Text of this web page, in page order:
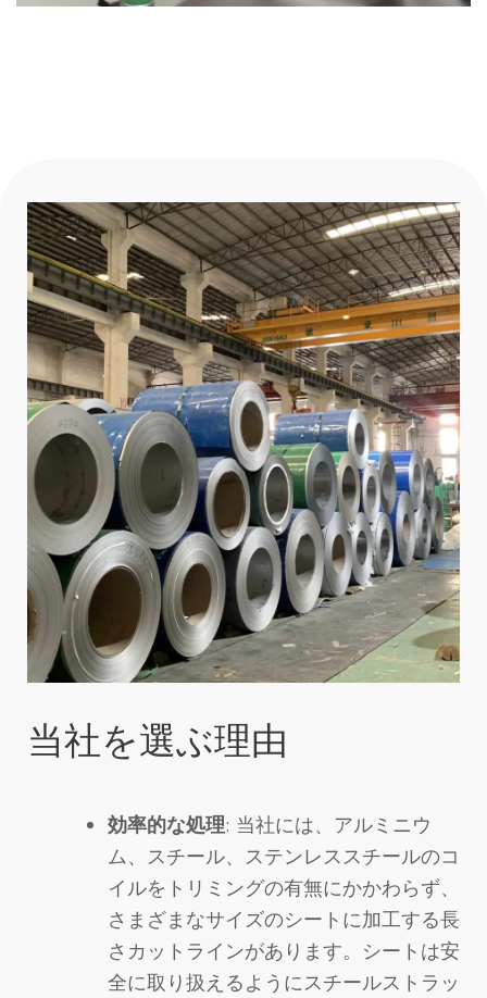
当社を選ぶ理由
効率的な処理: 当社には、アルミニウ
ム、スチール、ステンレススチールのコ
イルをトリミングの有無にかかわらず、
さまざまなサイズのシートに加工する長
さカットラインがあります。シートは安
全に取り扱えるようにスチールストラッ